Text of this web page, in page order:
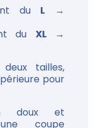
du L →
du XL→
tailles,
pour
doux et
coupe